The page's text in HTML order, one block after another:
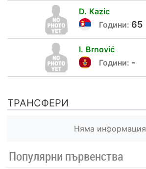
Популярни първенства
D. Kazic
Години: 65
I. Brnović
Години: -
ТРАНСФЕРИ
Няма информация